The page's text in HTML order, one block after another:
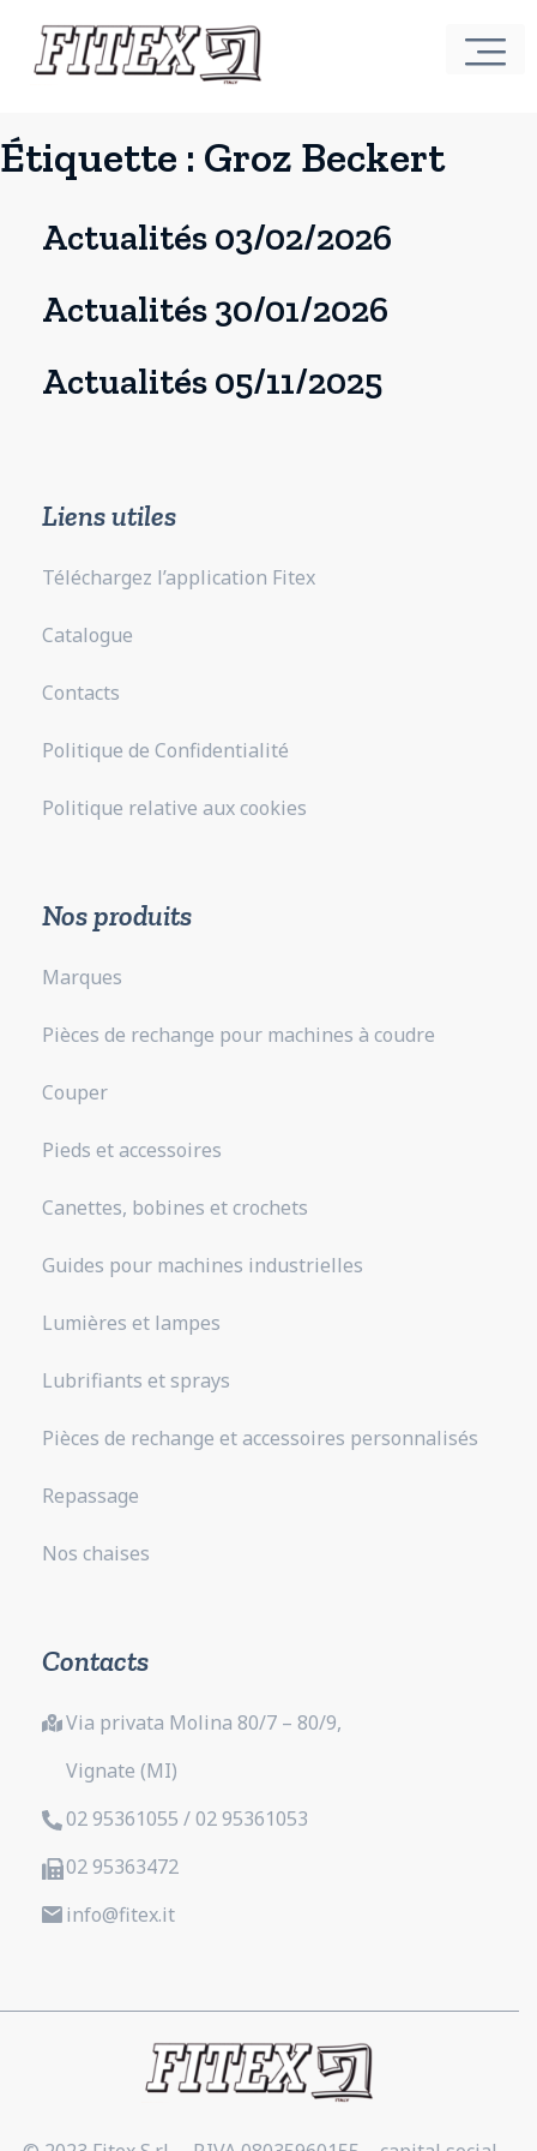
Étiquette : Groz Beckert
Actualités 03/02/2026
Actualités 30/01/2026
Actualités 05/11/2025
Liens utiles
Téléchargez l’application Fitex
Catalogue
Contacts
Politique de Confidentialité
Politique relative aux cookies
Nos produits
Marques
Pièces de rechange pour machines à coudre
Couper
Pieds et accessoires
Canettes, bobines et crochets
Guides pour machines industrielles
Lumières et lampes
Lubrifiants et sprays
Pièces de rechange et accessoires personnalisés
Repassage
Nos chaises
Contacts
Via privata Molina 80/7 – 80/9,
Vignate (MI)
02 95361055 / 02 95361053
02 95363472
info@fitex.it